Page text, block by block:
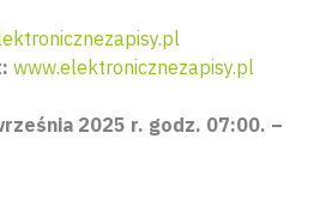
www.elektronicznezapisy.pl
2025 r. godz. 07:00. –